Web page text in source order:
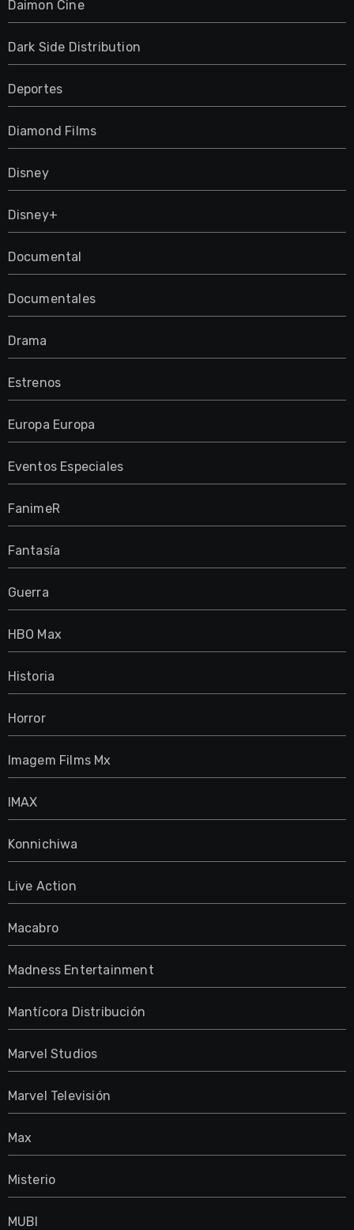
Daimon Cine
Dark Side Distribution
Deportes
Diamond Films
Disney
Disney+
Documental
Documentales
Drama
Estrenos
Europa Europa
Eventos Especiales
FanimeR
Fantasía
Guerra
HBO Max
Historia
Horror
Imagem Films Mx
IMAX
Konnichiwa
Live Action
Macabro
Madness Entertainment
Mantícora Distribución
Marvel Studios
Marvel Televisión
Max
Misterio
MUBI